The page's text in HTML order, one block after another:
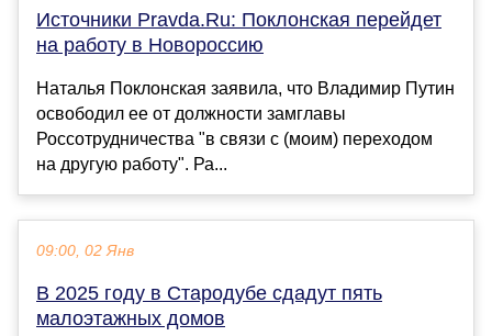
Источники Pravda.Ru: Поклонская перейдет
на работу в Новороссию
Наталья Поклонская заявила, что Владимир Путин
освободил ее от должности замглавы
Россотрудничества "в связи с (моим) переходом
на другую работу". Ра...
09:00, 02 Янв
В 2025 году в Стародубе сдадут пять
малоэтажных домов